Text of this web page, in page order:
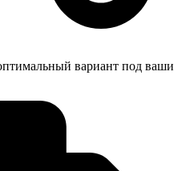
вариант под ваши